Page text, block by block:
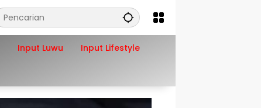
Input Luwu Input Lifestyle